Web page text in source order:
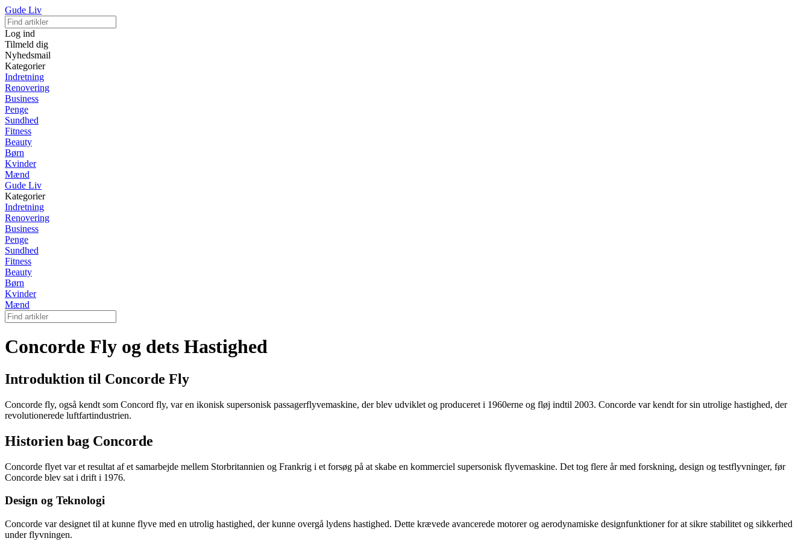
Gude Liv
Log ind
Tilmeld dig
Nyhedsmail
Kategorier
Indretning
Renovering
Business
Penge
Sundhed
Fitness
Beauty
Børn
Kvinder
Mænd
Gude Liv
Kategorier
Indretning
Renovering
Business
Penge
Sundhed
Fitness
Beauty
Børn
Kvinder
Mænd
Concorde Fly og dets Hastighed
Introduktion til Concorde Fly
Concorde fly, også kendt som Concord fly, var en ikonisk supersonisk passagerflyvemaskine, der blev udviklet og produceret i 1960erne og fløj indtil 2003. Concorde var kendt for sin utrolige hastighed, der
revolutionerede luftfartindustrien.
Historien bag Concorde
Concorde flyet var et resultat af et samarbejde mellem Storbritannien og Frankrig i et forsøg på at skabe en kommerciel supersonisk flyvemaskine. Det tog flere år med forskning, design og testflyvninger, før
Concorde blev sat i drift i 1976.
Design og Teknologi
Concorde var designet til at kunne flyve med en utrolig hastighed, der kunne overgå lydens hastighed. Dette krævede avancerede motorer og aerodynamiske designfunktioner for at sikre stabilitet og sikkerhed
under flyvningen.